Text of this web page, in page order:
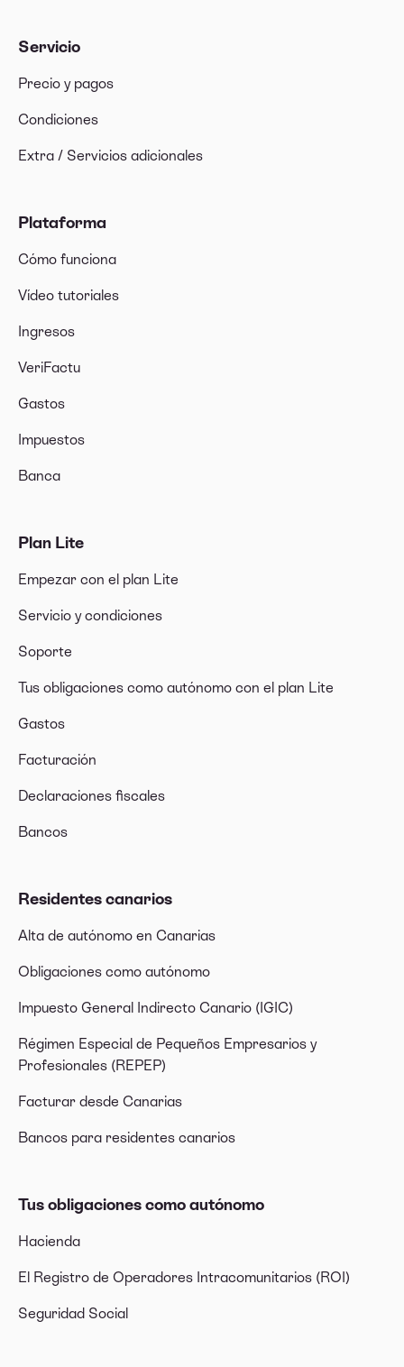
Servicio
Precio y pagos
Condiciones
Extra / Servicios adicionales
Plataforma
Cómo funciona
Vídeo tutoriales
Ingresos
VeriFactu
Gastos
Impuestos
Banca
Plan Lite
Empezar con el plan Lite
Servicio y condiciones
Soporte
Tus obligaciones como autónomo con el plan Lite
Gastos
Facturación
Declaraciones fiscales
Bancos
Residentes canarios
Alta de autónomo en Canarias
Obligaciones como autónomo
Impuesto General Indirecto Canario (IGIC)
Régimen Especial de Pequeños Empresarios y
Profesionales (REPEP)
Facturar desde Canarias
Bancos para residentes canarios
Tus obligaciones como autónomo
Hacienda
El Registro de Operadores Intracomunitarios (ROI)
Seguridad Social